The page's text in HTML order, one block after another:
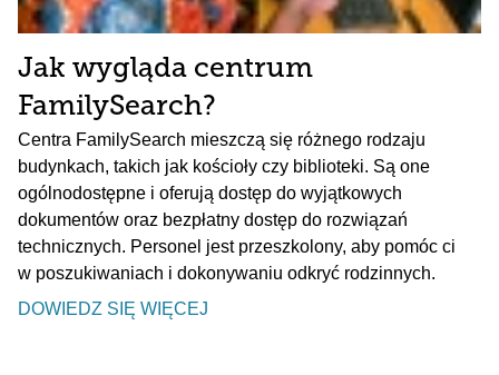
Jak wygląda centrum
FamilySearch?
Centra FamilySearch mieszczą się różnego rodzaju
budynkach, takich jak kościoły czy biblioteki. Są one
ogólnodostępne i oferują dostęp do wyjątkowych
dokumentów oraz bezpłatny dostęp do rozwiązań
technicznych. Personel jest przeszkolony, aby pomóc ci
w poszukiwaniach i dokonywaniu odkryć rodzinnych.
DOWIEDZ SIĘ WIĘCEJ